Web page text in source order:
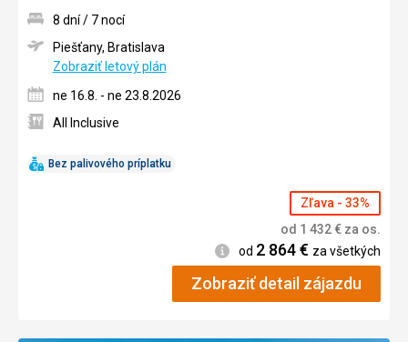
Bez palivového príplatku
8 dní / 7 nocí
Piešťany, Bratislava
Zobraziť letový plán
ne 16.8. - ne 23.8.2026
All Inclusive
Zľava - 33%
od 1 432€ za os.
Informácie
od 2 864€ za všetkých
Zobraziť detail zájazdu